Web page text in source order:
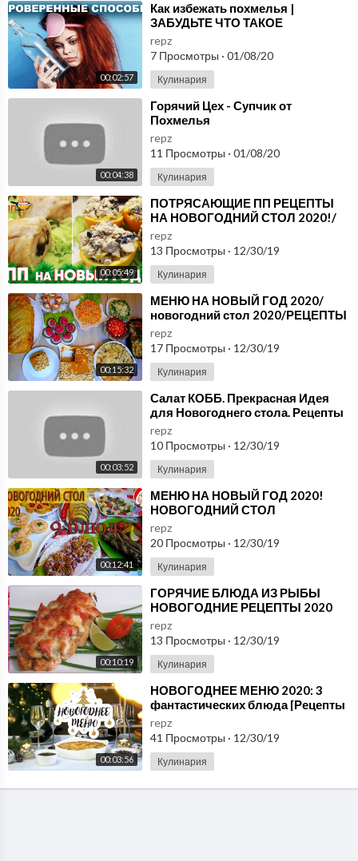
00:02:57
⁣Как избежать похмелья |
ЗАБУДЬТЕ ЧТО ТАКОЕ
ПОХМЕЛЬНЫЙ СИНДРОМ
repz
7 Просмотры · 01/08/20
Кулинария
00:04:38
⁣Горячий Цех - Супчик от
Похмелья
repz
11 Просмотры · 01/08/20
Кулинария
00:05:49
⁣ПОТРЯСАЮЩИЕ ПП РЕЦЕПТЫ
НА НОВОГОДНИЙ СТОЛ 2020!/
ПП рецепты САЛАТ НА НОВЫЙ
ГОД
repz
13 Просмотры · 12/30/19
Кулинария
00:15:32
⁣МЕНЮ НА НОВЫЙ ГОД 2020/
новогодний стол 2020/РЕЦЕПТЫ
НА НОВОГОДНИЙ СТОЛ
repz
17 Просмотры · 12/30/19
Кулинария
00:03:52
⁣Салат КОББ. Прекрасная Идея
для Новогоднего стола. Рецепты
на Новый год 2020
repz
10 Просмотры · 12/30/19
Кулинария
00:12:41
⁣МЕНЮ НА НОВЫЙ ГОД 2020!
НОВОГОДНИЙ СТОЛ
2020.Новогодние рецепты 2020.
repz
20 Просмотры · 12/30/19
Кулинария
00:10:19
⁣ГОРЯЧИЕ БЛЮДА ИЗ РЫБЫ
НОВОГОДНИЕ РЕЦЕПТЫ 2020
Новогодний стол New Year's
Recipes Люда Изи Кук Р
repz
13 Просмотры · 12/30/19
Кулинария
00:03:56
⁣НОВОГОДНЕЕ МЕНЮ 2020: 3
фантастических блюда [Рецепты
Bon Appetit]
repz
41 Просмотры · 12/30/19
Кулинария